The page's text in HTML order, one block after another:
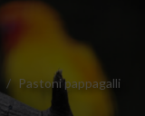
Pastoni pappagalli